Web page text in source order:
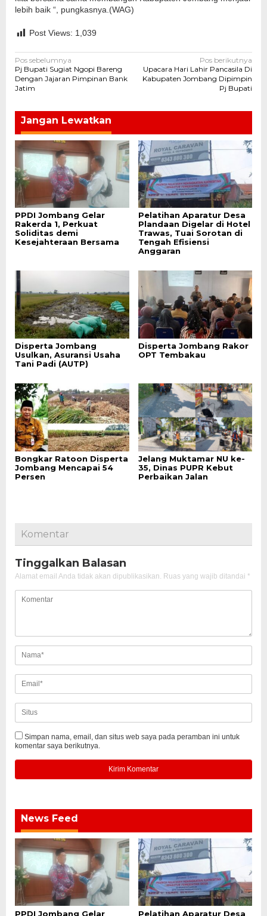
lebih baik “, pungkasnya.(WAG)
Post Views: 1,039
Navigasi
pos
Pos sebelumnya
Pj Bupati Sugiat Ngopi Bareng
Dengan Jajaran Pimpinan Bank
Jatim
Pos berikutnya
Upacara Hari Lahir Pancasila Di
Kabupaten Jombang Dipimpin
Pj Bupati
Jangan Lewatkan
PPDI Jombang Gelar
Rakerda 1, Perkuat
Soliditas demi
Kesejahteraan Bersama
Pelatihan Aparatur Desa
Plandaan Digelar di Hotel
Trawas, Tuai Sorotan di
Tengah Efisiensi
Anggaran
Disperta Jombang
Usulkan, Asuransi Usaha
Tani Padi (AUTP)
Disperta Jombang Rakor
OPT Tembakau
Bongkar Ratoon Disperta
Jombang Mencapai 54
Persen
Jelang Muktamar NU ke-
35, Dinas PUPR Kebut
Perbaikan Jalan
Komentar
Tinggalkan Balasan
Alamat email Anda tidak akan dipublikasikan. Ruas yang wajib ditandai *
Simpan nama, email, dan situs web saya pada peramban ini untuk
komentar saya berikutnya.
News Feed
PPDI Jombang Gelar
Pelatihan Aparatur Desa